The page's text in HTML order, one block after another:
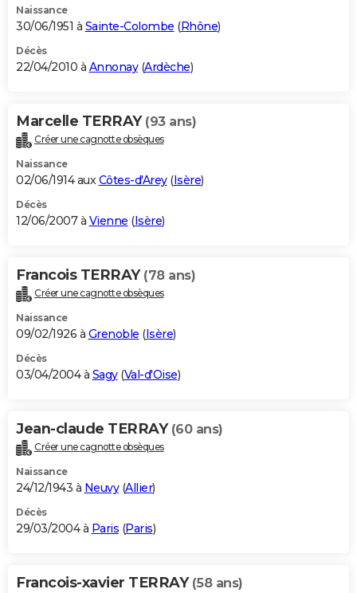
Naissance
30/06/1951 à Sainte-Colombe (Rhône)
Décès
22/04/2010 à Annonay(Ardèche)
Marcelle TERRAY (93 ans)
Créer une cagnotte obsèques
Naissance
02/06/1914 auxCôtes-d'Arey(Isère)
Décès
12/06/2007 à Vienne (Isère)
Francois TERRAY (78 ans)
Créer une cagnotte obsèques
Naissance
09/02/1926 à Grenoble (Isère)
Décès
03/04/2004 à Sagy(Val-d'Oise)
Jean-claude TERRAY (60 ans)
Créer une cagnotte obsèques
Naissance
24/12/1943 à Neuvy(Allier)
Décès
29/03/2004 à Paris (Paris)
Francois-xavier TERRAY (58 ans)